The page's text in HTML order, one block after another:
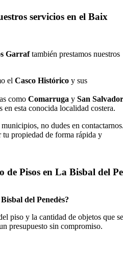
servicios en el Baix
Garraftambién prestamos nuestros
el Casco Histórico y sus
como Comarruga y San Salvador
esta conocida localidad costera.
no dudes en contactarnos.
tu propiedad de forma rápida y
de Pisos en La Bisbal del
del Penedès?
piso y la cantidad de objetos que
presupuesto sin compromiso.